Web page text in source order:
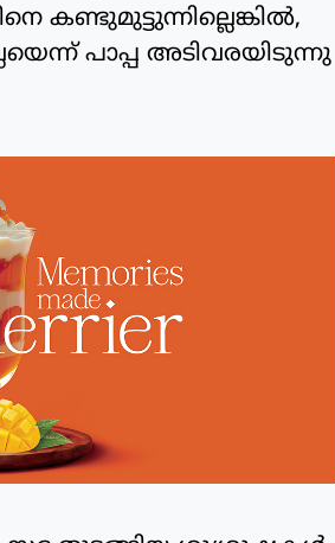
കണ്ടുമുട്ടുന്നില്ലെങ്കില്‍,
പാപ്പ അടിവരയിടുന്നു